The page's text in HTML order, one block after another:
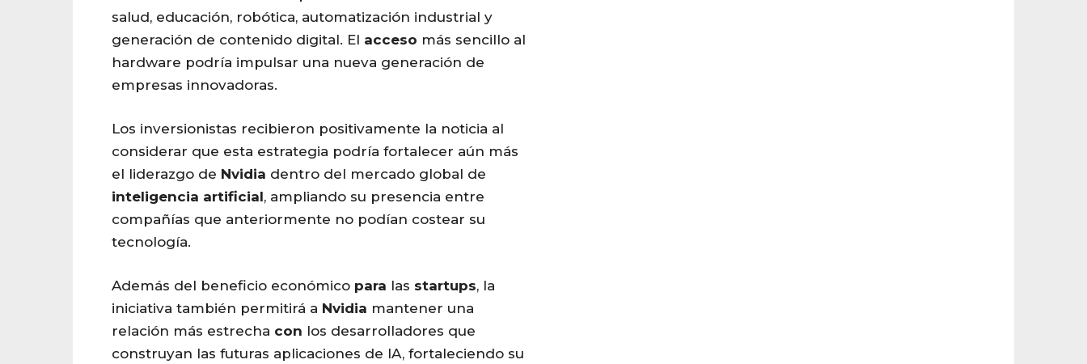
salud, educación, robótica, automatización industrial y
generación de contenido digital. El acceso más sencillo al
hardware podría impulsar una nueva generación de
empresas innovadoras.
Los inversionistas recibieron positivamente la noticia al
considerar que esta estrategia podría fortalecer aún más
el liderazgo de Nvidia dentro del mercado global de
inteligencia artificial, ampliando su presencia entre
compañías que anteriormente no podían costear su
tecnología.
Además del beneficio económico para las startups, la
iniciativa también permitirá a Nvidia mantener una
relación más estrecha con los desarrolladores que
construyan las futuras aplicaciones de IA, fortaleciendo su